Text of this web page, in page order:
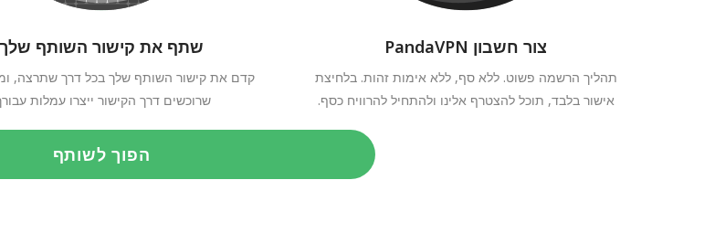
צור חשבון PandaVPN
תהליך הרשמה פשוט. ללא סף, ללא אימות זהות. בלחיצת
אישור בלבד, תוכל להצטרף אלינו ולהתחיל להרוויח כסף.
שתף את קישור השותף שלך
קדם את קישור השותף שלך בכל דרך שתרצה,
שרוכשים דרך הקישור ייצרו עמלות
הפוך לשותף